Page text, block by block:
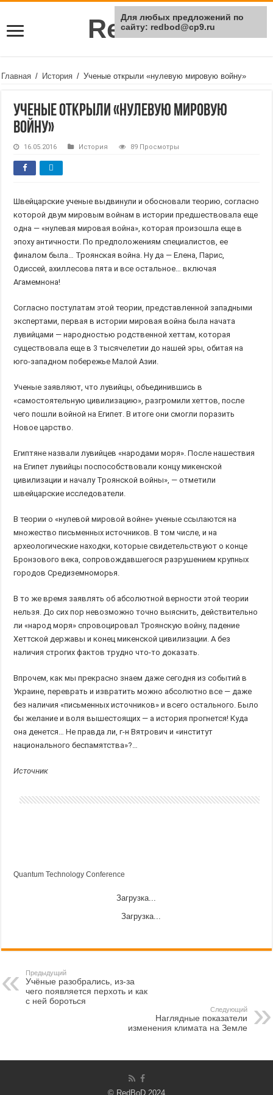
Rei Red
Главная / История / Ученые открыли «нулевую мировую войну»
Ученые открыли «нулевую мировую
войну»
16.05.2016 История 89 Просмотры
Швейцарские ученые выдвинули и обосновали теорию, согласно
которой двум мировым войнам в истории предшествовала еще
одна — «нулевая мировая война», которая произошла еще в
эпоху античности. По предположениям специалистов, ее
финалом была… Троянская война. Ну да — Елена, Парис,
Одиссей, ахиллесова пята и все остальное… включая
Агамемнона!
Согласно постулатам этой теории, представленной западными
экспертами, первая в истории мировая война была начата
лувийцами — народностью родственной хеттам, которая
существовала еще в 3 тысячелетии до нашей эры, обитая на
юго-западном побережье Малой Азии.
Ученые заявляют, что лувийцы, объединившись в
«самостоятельную цивилизацию», разгромили хеттов, после
чего пошли войной на Египет. В итоге они смогли поразить
Новое царство.
Египтяне назвали лувийцев «народами моря». После нашествия
на Египет лувийцы поспособствовали концу микенской
цивилизации и началу Троянской войны», — отметили
швейцарские исследователи.
В теории о «нулевой мировой войне» ученые ссылаются на
множество письменных источников. В том числе, и на
археологические находки, которые свидетельствуют о конце
Бронзового века, сопровождавшегося разрушением крупных
городов Средиземноморья.
В то же время заявлять об абсолютной верности этой теории
нельзя. До сих пор невозможно точно выяснить, действительно
ли «народ моря» спровоцировал Троянскую войну, падение
Хеттской державы и конец микенской цивилизации. А без
наличия строгих фактов трудно что-то доказать.
Впрочем, как мы прекрасно знаем даже сегодня из событий в
Украине, переврать и извратить можно абсолютно все — даже
без наличия «письменных источников» и всего остального. Было
бы желание и воля вышестоящих — а история прогнется! Куда
она денется… Не правда ли, г-н Вятрович и «институт
национального беспамятства»?…
Источник
Quantum Technology Conference
Загрузка...
Загрузка...
Предыдущий
Учёные разобрались, из-за
чего появляется перхоть и как
с ней бороться
Следующий
Наглядные показатели
изменения климата на Земле
© RedBoD 2024
Для любых предложений по
сайту: redbod@cp9.ru